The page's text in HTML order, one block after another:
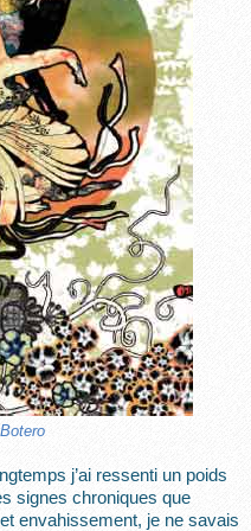
signes chroniques que
envahissement, je ne savais